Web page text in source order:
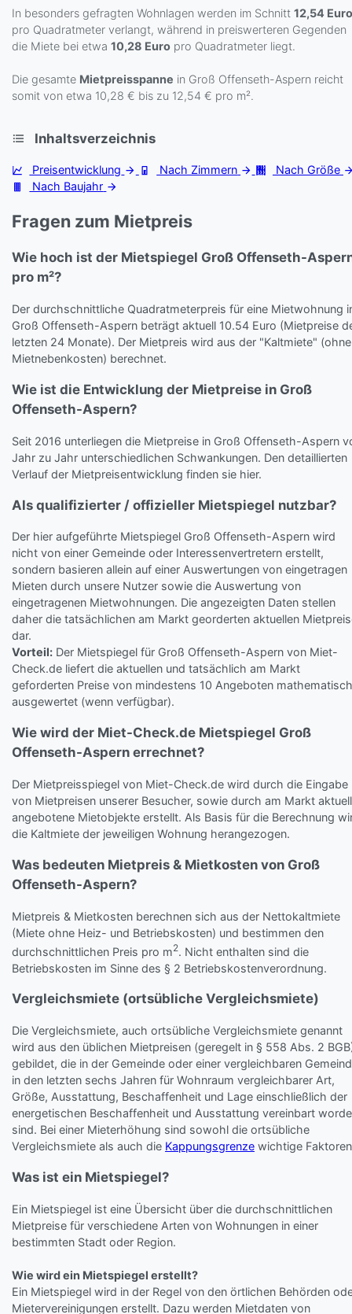
In besonders gefragten Wohnlagen werden im Schnitt 12,54 Euro
pro Quadratmeter verlangt, während in preiswerteren Gegenden
die Miete bei etwa 10,28 Euro pro Quadratmeter liegt.
Die gesamte Mietpreisspanne in Groß Offenseth-Aspern reicht
somit von etwa 10,28 € bis zu 12,54 € pro m².
Inhaltsverzeichnis
Preisentwicklung Nach Zimmern
Nach Größe
Nach Baujahr
Fragen zum Mietpreis
Wie hoch ist der Mietspiegel Groß Offenseth-
pro m²?
Der durchschnittliche Quadratmeterpreis für eine Mietwohnung
Groß Offenseth-Aspern beträgt aktuell 10.54 Euro (Mietpreise
letzten 24 Monate). Der Mietpreis wird aus der "Kaltmiete" (ohne
Mietnebenkosten) berechnet.
Wie ist die Entwicklung der Mietpreise in Groß
Offenseth-Aspern?
Seit 2016 unterliegen die Mietpreise in Groß Offenseth-Aspern
Jahr zu Jahr unterschiedlichen Schwankungen. Den detaillierten
Verlauf der Mietpreisentwicklung finden sie hier.
Als qualifizierter / offizieller Mietspiegel nutzbar?
Der hier aufgeführte Mietspiegel Groß Offenseth-Aspern wird
nicht von einer Gemeinde oder Interessenvertretern erstellt,
sondern basieren allein auf einer Auswertungen von eingetragen
Mieten durch unsere Nutzer sowie die Auswertung von
eingetragenen Mietwohnungen. Die angezeigten Daten stellen
daher die tatsächlichen am Markt georderten aktuellen
dar.
Vorteil: Der Mietspiegel für Groß Offenseth-Aspern von Miet-
Check.de liefert die aktuellen und tatsächlich am Markt
geforderten Preise von mindestens 10 Angeboten mathematisch
ausgewertet (wenn verfügbar).
Wie wird der Miet-Check.de Mietspiegel Groß
Offenseth-Aspern errechnet?
Der Mietpreisspiegel von Miet-Check.de wird durch die Eingabe
von Mietpreisen unserer Besucher, sowie durch am Markt aktuell
angebotene Mietobjekte erstellt. Als Basis für die Berechnung
die Kaltmiete der jeweiligen Wohnung herangezogen.
Was bedeuten Mietpreis & Mietkosten von Groß
Offenseth-Aspern?
Mietpreis & Mietkosten berechnen sich aus der Nettokaltmiete
(Miete ohne Heiz- und Betriebskosten) und bestimmen den
durchschnittlichen Preis pro m2. Nicht enthalten sind die
Betriebskosten im Sinne des § 2 Betriebskostenverordnung.
Vergleichsmiete (ortsübliche Vergleichsmiete)
Die Vergleichsmiete, auch ortsübliche Vergleichsmiete genannt
wird aus den üblichen Mietpreisen (geregelt in § 558 Abs. 2
gebildet, die in der Gemeinde oder einer vergleichbaren
in den letzten sechs Jahren für Wohnraum vergleichbarer Art,
Größe, Ausstattung, Beschaffenheit und Lage einschließlich der
energetischen Beschaffenheit und Ausstattung vereinbart
sind. Bei einer Mieterhöhung sind sowohl die ortsübliche
Vergleichsmiete als auch die Kappungsgrenze wichtige
Was ist ein Mietspiegel?
Ein Mietspiegel ist eine Übersicht über die durchschnittlichen
Mietpreise für verschiedene Arten von Wohnungen in einer
bestimmten Stadt oder Region.
Wie wird ein Mietspiegel erstellt?
Ein Mietspiegel wird in der Regel von den örtlichen Behörden
Mietervereinigungen erstellt. Dazu werden Mietdaten von